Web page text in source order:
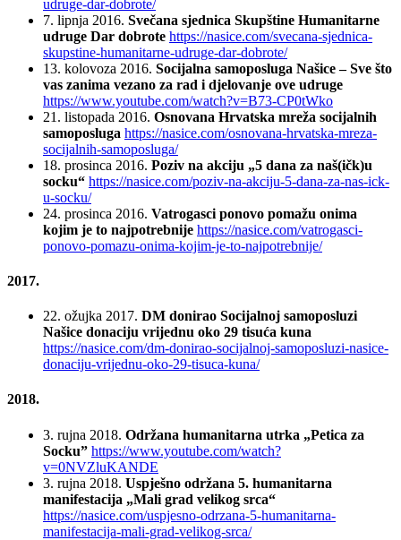
udruge-dar-dobrote/
7. lipnja 2016. Svečana sjednica Skupštine Humanitarne
udruge Dar dobrote https://nasice.com/svecana-sjednica-
skupstine-humanitarne-udruge-dar-dobrote/
13. kolovoza 2016. Socijalna samoposluga Našice – Sve što
vas zanima vezano za rad i djelovanje ove udruge
https://www.youtube.com/watch?v=B73-CP0tWko
21. listopada 2016. Osnovana Hrvatska mreža socijalnih
samoposluga https://nasice.com/osnovana-hrvatska-mreza-
socijalnih-samoposluga/
18. prosinca 2016. Poziv na akciju „5 dana za naš(ičk)u
socku“ https://nasice.com/poziv-na-akciju-5-dana-za-nas-ick-
u-socku/
24. prosinca 2016. Vatrogasci ponovo pomažu onima
kojim je to najpotrebnije https://nasice.com/vatrogasci-
ponovo-pomazu-onima-kojim-je-to-najpotrebnije/
2017.
22. ožujka 2017. DM donirao Socijalnoj samoposluzi
Našice donaciju vrijednu oko 29 tisuća kuna
https://nasice.com/dm-donirao-socijalnoj-samoposluzi-nasice-
donaciju-vrijednu-oko-29-tisuca-kuna/
2018.
3. rujna 2018. Održana humanitarna utrka „Petica za
Socku” https://www.youtube.com/watch?
v=0NVZluKANDE
3. rujna 2018. Uspješno održana 5. humanitarna
manifestacija „Mali grad velikog srca“
https://nasice.com/uspjesno-odrzana-5-humanitarna-
manifestacija-mali-grad-velikog-srca/